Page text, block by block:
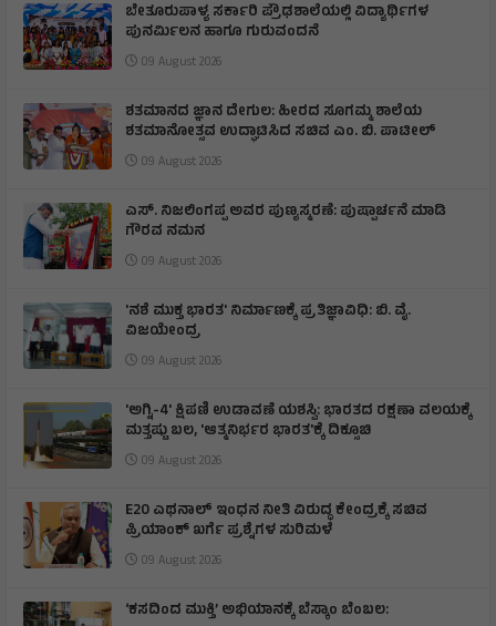
ಬೇತೂರುಪಾಳ್ಯ ಸರ್ಕಾರಿ ಪ್ರೌಢಶಾಲೆಯಲ್ಲಿ ವಿದ್ಯಾರ್ಥಿಗಳ
ಪುನರ್ಮಿಲನ ಹಾಗೂ ಗುರುವಂದನೆ
09 August 2026
ಶತಮಾನದ ಜ್ಞಾನ ದೇಗುಲ: ಹೀರದ ಸೂಗಮ್ಮ ಶಾಲೆಯ
ಶತಮಾನೋತ್ಸವ ಉದ್ಘಾಟಿಸಿದ ಸಚಿವ ಎಂ. ಬಿ. ಪಾಟೀಲ್
09 August 2026
ಎಸ್. ನಿಜಲಿಂಗಪ್ಪ ಅವರ ಪುಣ್ಯಸ್ಮರಣೆ: ಪುಷ್ಪಾರ್ಚನೆ ಮಾಡಿ
ಗೌರವ ನಮನ​
09 August 2026
'ನಶೆ ಮುಕ್ತ ಭಾರತ' ನಿರ್ಮಾಣಕ್ಕೆ ಪ್ರತಿಜ್ಞಾವಿಧಿ: ಬಿ. ವೈ.
ವಿಜಯೇಂದ್ರ
09 August 2026
'ಅಗ್ನಿ-4' ಕ್ಷಿಪಣಿ ಉಡಾವಣೆ ಯಶಸ್ವಿ: ಭಾರತದ ರಕ್ಷಣಾ ವಲಯಕ್ಕೆ
ಮತ್ತಷ್ಟು ಬಲ, 'ಆತ್ಮನಿರ್ಭರ ಭಾರತ'ಕ್ಕೆ ದಿಕ್ಸೂಚಿ
09 August 2026
E20 ಎಥನಾಲ್ ಇಂಧನ ನೀತಿ ವಿರುದ್ಧ ಕೇಂದ್ರಕ್ಕೆ ಸಚಿವ
ಪ್ರಿಯಾಂಕ್ ಖರ್ಗೆ ಪ್ರಶ್ನೆಗಳ ಸುರಿಮಳೆ
09 August 2026
‘ಕಸದಿಂದ ಮುಕ್ತಿ’ ಅಭಿಯಾನಕ್ಕೆ ಬೆಸ್ಕಾಂ ಬೆಂಬಲ: